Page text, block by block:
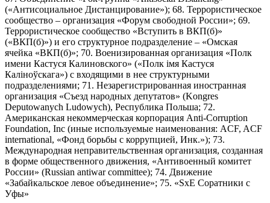
(«Антисоциальное Дистанцирование»); 68. Террористическое
сообщество – организация «Форум свободной России»; 69.
Террористическое сообщество «Вступить в ВКП(б)»
(«ВКП(б)») и его структурное подразделение – «Омская
ячейка «ВКП(б)»; 70. Военизированная организация «Полк
имени Кастуся Калиновского» («Полк iмя Кастуся
Калiноўскага») с входящими в нее структурными
подразделениями; 71. Незарегистрированная иностранная
организация «Съезд народных депутатов» (Kongres
Deputowanych Ludowych), Республика Польша; 72.
Американская некоммерческая корпорация Anti-Corruption
Foundation, Inc (иные используемые наименования: ACF, ACF
international, «Фонд борьбы с коррупцией, Инк.»); 73.
Международная неправительственная организация, созданная
в форме общественного движения, «Антивоенный комитет
России» (Russian antiwar committee); 74. Движение
«Забайкальское левое объединение»; 75. «SxE Соратники с
Уфы»